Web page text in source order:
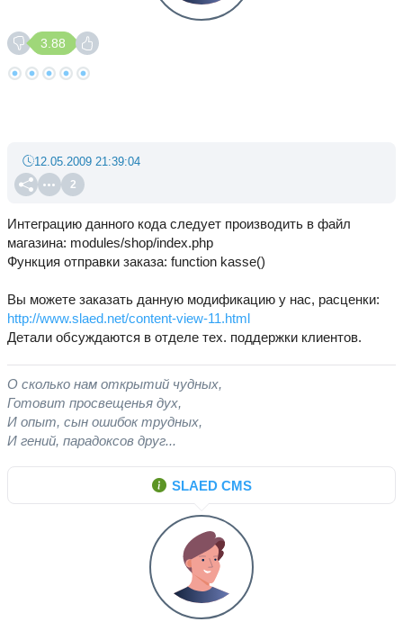
3.88
2
12.05.2009 21:39:04
Интеграцию данного кода следует производить в файл
магазина: modules/shop/index.php
Функция отправки заказа: function kasse()
Вы можете заказать данную модификацию у нас, расценки:
http://www.slaed.net/content-view-11.html
Детали обсуждаются в отделе тех. поддержки клиентов.
О сколько нам открытий чудных,
Готовит просвещенья дух,
И опыт, сын ошибок трудных,
И гений, парадоксов друг...
SLAED CMS